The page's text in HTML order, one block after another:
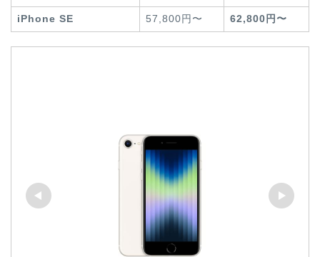
iPhone SE 57,800円〜 62,800円〜